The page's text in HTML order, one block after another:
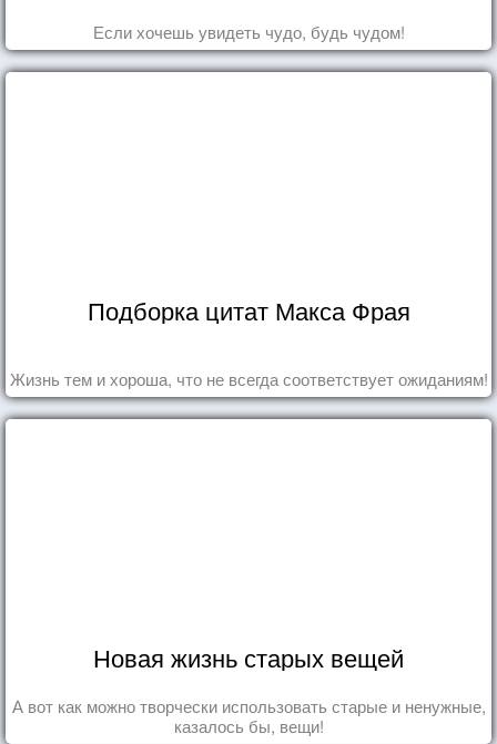
Если хочешь увидеть чудо, будь чудом!
Подборка цитат Макса Фрая
Жизнь тем и хороша, что не всегда соответствует ожиданиям!
Новая жизнь старых вещей
А вот как можно творчески использовать старые и ненужные,
казалось бы, вещи!